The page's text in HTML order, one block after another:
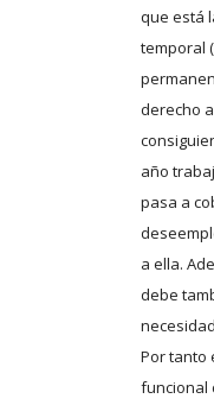
que está
temporal
derecho
año
pasa a
a ella.
debe
Por tanto
funcional